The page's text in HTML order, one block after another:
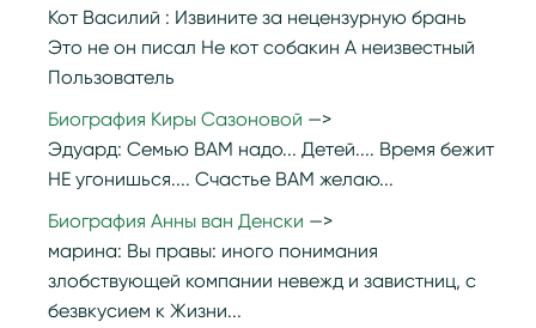
Кот Василий : Извините за нецензурную брань
Это не он писал Не кот собакин А неизвестный
Пользователь
Биография Киры Сазоновой
Эдуард: Семью ВАМ надо... Детей.... Время бежит
НЕ угонишься.... Счастье ВАМ желаю...
Биография Анны ван Денски
марина: Вы правы: иного понимания
злобствующей компании невежд и завистниц, с
безвкусием к Жизни...